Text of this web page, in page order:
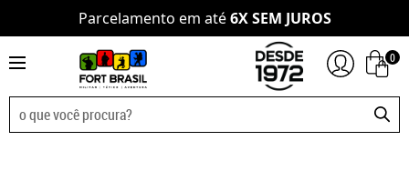
Parcelamento em até6X SEM JUROS
0